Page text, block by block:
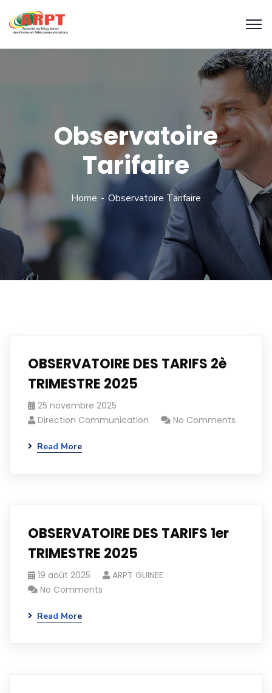
Observatoire
Tarifaire
Home Observatoire Tarifaire
OBSERVATOIRE DES TARIFS 2è
TRIMESTRE 2025
25 novembre 2025
Direction Communication
No Comments
Read More
OBSERVATOIRE DES TARIFS 1er
TRIMESTRE 2025
19 août 2025
ARPT GUINEE
No Comments
Read More